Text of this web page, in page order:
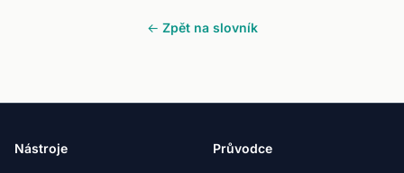
← Zpět na slovník
Nástroje Průvodce